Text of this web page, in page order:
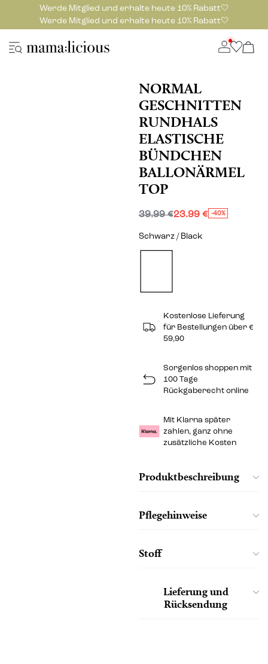
Werde Mitglied und erhalte heute 10% Rabatt🤍
Werde Mitglied und erhalte heute 10% Rabatt🤍
NORMAL
GESCHNITTEN
RUNDHALS
ELASTISCHE
BÜNDCHEN
BALLONÄRMEL
TOP
39.99 €23.99 € -40%
Schwarz / Black
Kostenlose Lieferung
für Bestellungen über €
59,90
Sorgenlos shoppen mit
100 Tage
Rückgaberecht online
Mit Klarna später
zahlen, ganz ohne
zusätzliche Kosten
Produktbeschreibung
Pflegehinweise
Stoff
Lieferung und
Rücksendung